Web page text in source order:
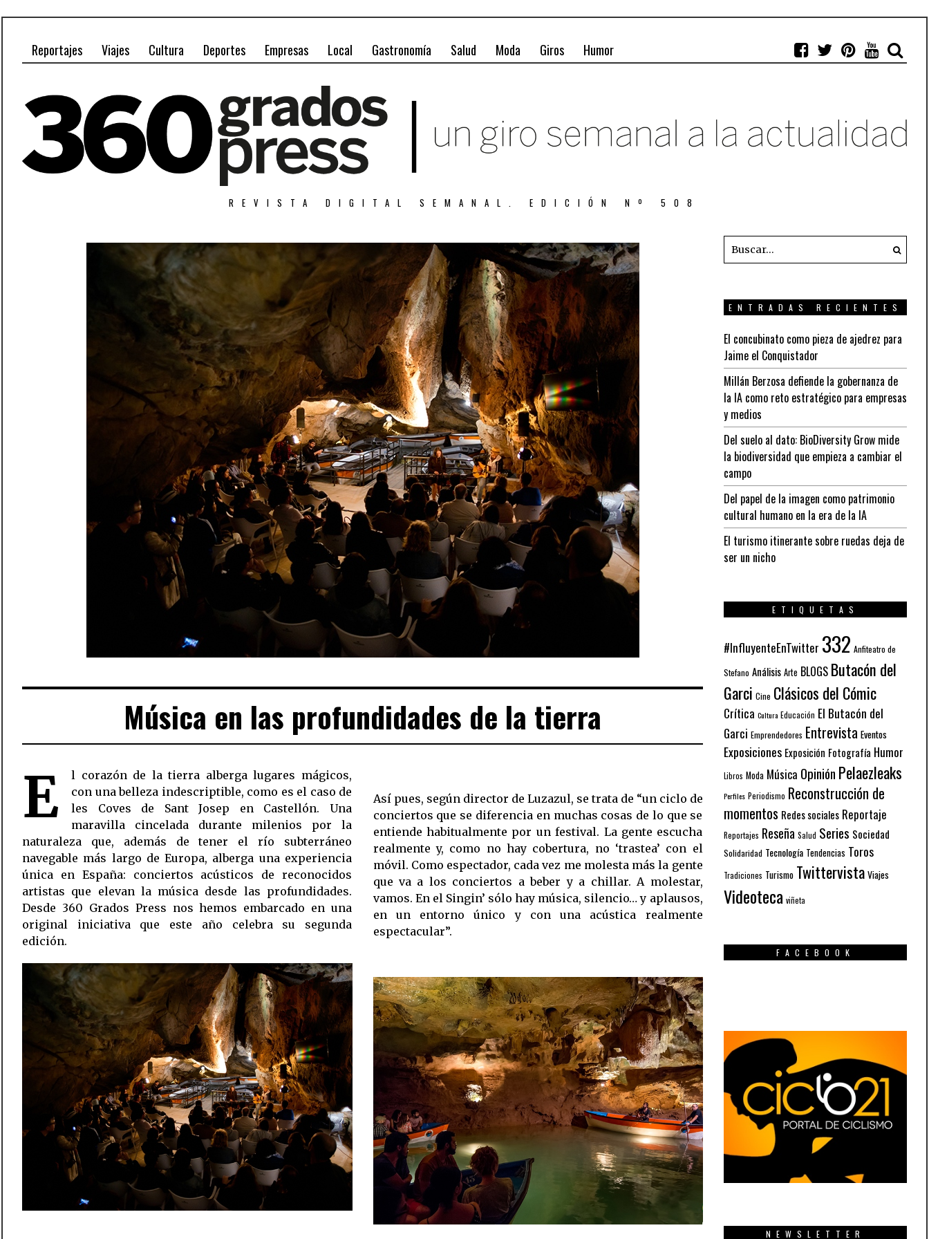
Reportajes Viajes Cultura Deportes Empresas Local Gastronomía Salud Moda Giros Humor
REVISTA DIGITAL SEMANAL. EDICIÓN Nº 508
Música en las profundidades de la tierra
E
l corazón de la tierra alberga lugares mágicos,
con una belleza indescriptible, como es el caso de
les Coves de Sant Josep en Castellón. Una
maravilla cincelada durante milenios por la
naturaleza que, además de tener el río subterráneo
navegable más largo de Europa, alberga una experiencia
única en España: conciertos acústicos de reconocidos
artistas que elevan la música desde las profundidades.
Desde 360 Grados Press nos hemos embarcado en una
original iniciativa que este año celebra su segunda
edición.
Así pues, según director de Luzazul, se trata de “un ciclo de
conciertos que se diferencia en muchas cosas de lo que se
entiende habitualmente por un festival. La gente escucha
realmente y, como no hay cobertura, no ‘trastea’ con el
móvil. Como espectador, cada vez me molesta más la gente
que va a los conciertos a beber y a chillar. A molestar,
vamos. En el Singin’ sólo hay música, silencio… y aplausos,
en un entorno único y con una acústica realmente
espectacular”.
ENTRADAS RECIENTES
El concubinato como pieza de ajedrez para
Jaime el Conquistador
Millán Berzosa defiende la gobernanza de
la IA como reto estratégico para empresas
y medios
Del suelo al dato: BioDiversity Grow mide
la biodiversidad que empieza a cambiar el
campo
Del papel de la imagen como patrimonio
cultural humano en la era de la IA
El turismo itinerante sobre ruedas deja de
ser un nicho
ETIQUETAS
#InfluyenteEnTwitter 332 Anfiteatro de
Stefano Análisis Arte BLOGS Butacón del
Garci Cine Clásicos del Cómic
Crítica Cultura Educación El Butacón del
Garci Emprendedores Entrevista Eventos
Exposiciones Exposición Fotografía Humor
Libros Moda Música Opinión Pelaezleaks
Perfiles Periodismo Reconstrucción de
momentos Redes sociales Reportaje
Reportajes Reseña Salud Series Sociedad
Solidaridad Tecnología Tendencias Toros
Tradiciones Turismo Twittervista Viajes
Videoteca viñeta
FACEBOOK
NEWSLETTER